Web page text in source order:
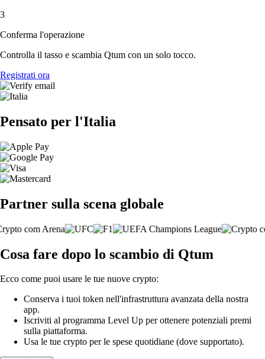
3
Conferma l'operazione
Controlla il tasso e scambia Qtum con un solo tocco.
Registrati ora
Pensato per l'Italia
Partner sulla scena globale
Cosa fare dopo lo scambio di Qtum
Ecco come puoi usare le tue nuove crypto:
Conserva i tuoi token nell'infrastruttura avanzata della nostra
app.
Iscriviti al programma Level Up per ottenere potenziali premi
sulla piattaforma.
Usa le tue crypto per le spese quotidiane (dove supportato).